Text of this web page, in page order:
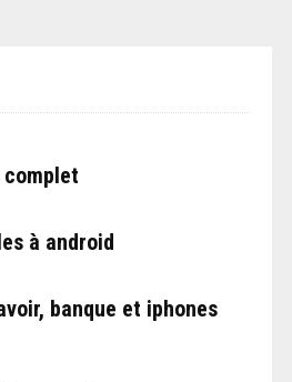
à android
banque et iphones